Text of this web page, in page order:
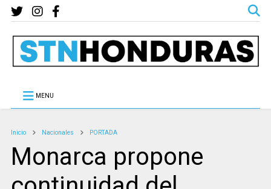
MENU
Inicio Nacionales PORTADA
Monarca propone